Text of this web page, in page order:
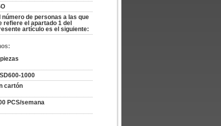
número de personas a las que
refiere el apartado 1 del
artículo es el siguiente:
1000
cartón
PCS/semana